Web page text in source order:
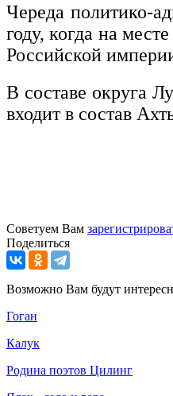
Череда политико-
году, когда на
Российской
В составе округа
входит в состав
Советуем Вам
Поделиться
Возможно Вам будут
Гоган
Калук
Родина поэтов Цилинг